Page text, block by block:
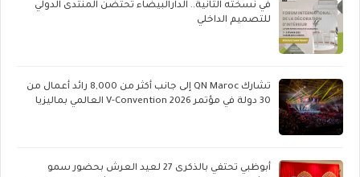
في نسخته الثانية.. الدارالبيضاء تحتضن المنتدى الدولي
للتصميم الداخلي
تشارك QN Maroc إلى جانب أكثر من 8,000 رائد أعمال من
30 دولة في مؤتمر V-Convention 2026 العالمي بماليزيا
أبوظبي تحتفي بالذكرى 27 لعيد العرش بحضور سمو